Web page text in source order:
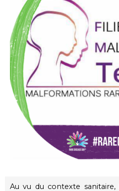
Au vu du contexte